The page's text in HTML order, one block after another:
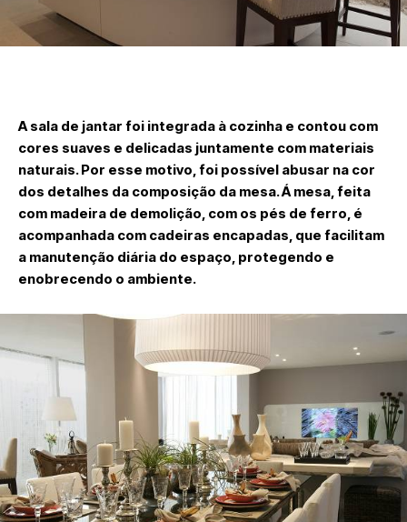
A sala de jantar foi integrada à cozinha e contou com
cores suaves e delicadas juntamente com materiais
naturais. Por esse motivo, foi possível abusar na cor
dos detalhes da composição da mesa. Á mesa, feita
com madeira de demolição, com os pés de ferro, é
acompanhada com cadeiras encapadas, que facilitam
a manutenção diária do espaço, protegendo e
enobrecendo o ambiente.